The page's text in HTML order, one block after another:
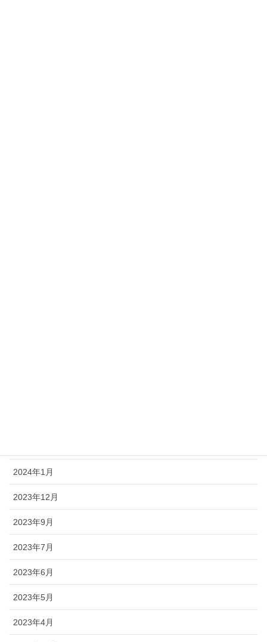
2024年1月
2023年12月
2023年9月
2023年7月
2023年6月
2023年5月
2023年4月